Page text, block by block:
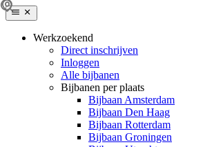
Werkzoekend
Direct inschrijven
Inloggen
Alle bijbanen
Bijbanen per plaats
Bijbaan Amsterdam
Bijbaan Den Haag
Bijbaan Rotterdam
Bijbaan Groningen